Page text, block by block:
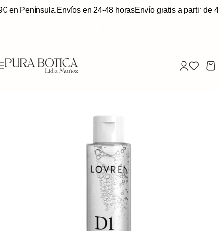
en Península.Envíos en 24-48 horasEnvío gratis a partir de